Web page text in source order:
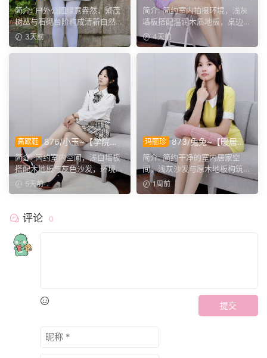
序】公园翠色环绕，粉白装
束，动静间尽显少女娇柔风
姿。
简介: 户外公园绿意盎然，繁茂
树丛与石砌台阶构成清新自然环
境。兔兔身着白调小香...
3天前
影】紫裙衬温婉，轻咳敛神
态，步履尽显优雅格调。
简介: 简约室内拍摄环境，浅灰
墙板搭配温润木质地板，桌边鲜
花点缀空间氛围。小清...
4天前
高跟鞋 876/小玉~【学院闲
叙】室间学院格调，抬脚轻卸
鞋履，尽显少女灵动姿态。
简介: 简约室内空间，浅白墙板
搭配木地板与灰色沙发，环境干
净素雅。小玉身着学院...
5天前
玛丽珍 873/兔兔~【暖居闲
绪】黄裙映暖居，步履悠然，
静享片刻居家温柔时光。
简介: 简约干净的室内居家空
间，浅灰沙发与原木地板构筑柔
和场景。兔兔身着亮黄色...
1周前
评论 0
提交